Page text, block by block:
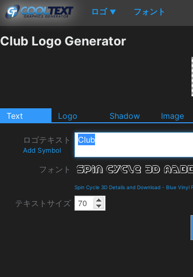
ロゴ ▼ フォント
Club Logo Generator
Text Logo Shadow Image
ロゴテキスト
Add Symbol
フォント
Spin Cycle 3D Details and Download - Blue Vinyl
テキストサイズ